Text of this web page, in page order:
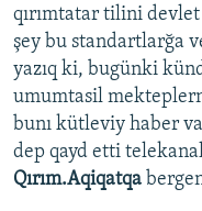
qırımtatar tilini
şey bu standartlarğa
yazıq ki, bugünki
umumtasil
bunı kütleviy haber
dep qayd etti
Qırım.Aqiqatqa